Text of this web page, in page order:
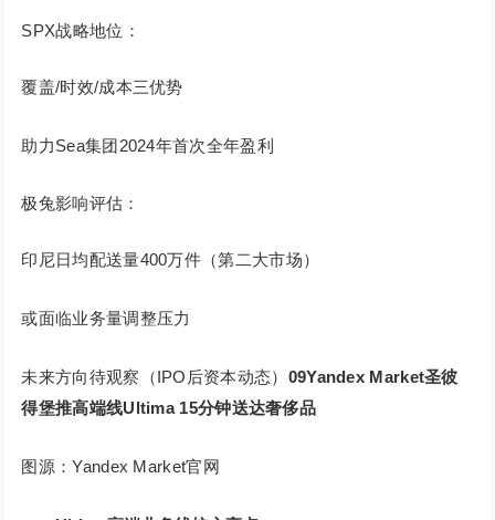
SPX战略地位：
覆盖/时效/成本三优势
助力Sea集团2024年首次全年盈利
极兔影响评估：
印尼日均配送量400万件（第二大市场）
或面临业务量调整压力
未来方向待观察（IPO后资本动态） 09Yandex Market圣彼
得堡推高端线Ultima 15分钟送达奢侈品
图源：Yandex Market官网